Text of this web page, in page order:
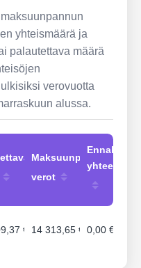
yhteismäärä ja
palautettava määrä
verovuotta
alussa.
Maksuunpannut
verot
Ennakot
yhteensä
€ 14 313,65 € 0,00 €